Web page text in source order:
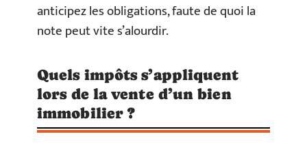
anticipez les obligations, faute de quoi la
note peut vite s’alourdir.
Quels impôts s’appliquent
lors de la vente d’un bien
immobilier ?